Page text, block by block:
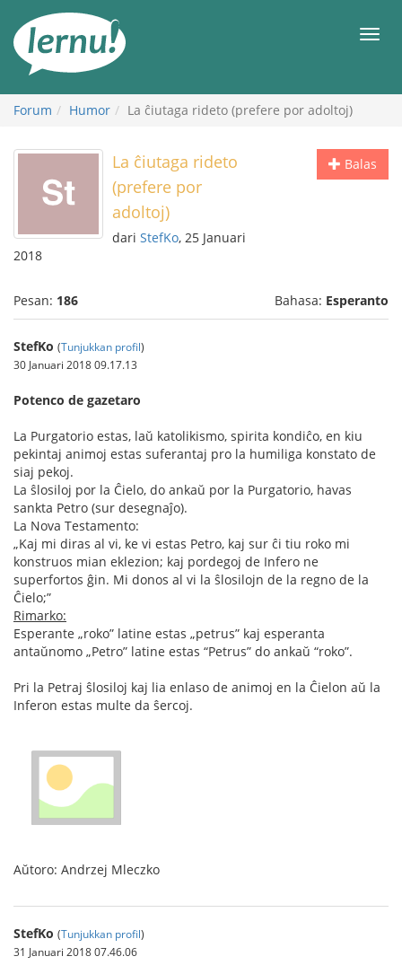
daftar
Forum Humor La ĉiutaga rideto (prefere por adoltoj)
Balas
La ĉiutaga rideto
(prefere por
adoltoj)
dari StefKo, 25 Januari
2018
Pesan: 186 Bahasa: Esperanto
StefKo (Tunjukkan profil)
30 Januari 2018 09.17.13
Potenco de gazetaro
La Purgatorio estas, laŭ katolikismo, spirita kondiĉo, en kiu
pekintaj animoj estas suferantaj pro la humiliga konstato de
siaj pekoj.
La ŝlosiloj por la Ĉielo, do ankaŭ por la Purgatorio, havas
sankta Petro (sur desegnaĵo).
La Nova Testamento:
„Kaj mi diras al vi, ke vi estas Petro, kaj sur ĉi tiu roko mi
konstruos mian eklezion; kaj pordegoj de Infero ne
superfortos ĝin. Mi donos al vi la ŝlosilojn de la regno de la
Ĉielo;”
Rimarko:
Esperante „roko” latine estas „petrus” kaj esperanta
antaŭnomo „Petro” latine estas “Petrus” do ankaŭ “roko”.
Pri la Petraj ŝlosiloj kaj lia enlaso de animoj en la Ĉielon aŭ la
Inferon estas multe da ŝercoj.
Aŭtoro: Andrzej Mleczko
StefKo (Tunjukkan profil)
31 Januari 2018 07.46.06